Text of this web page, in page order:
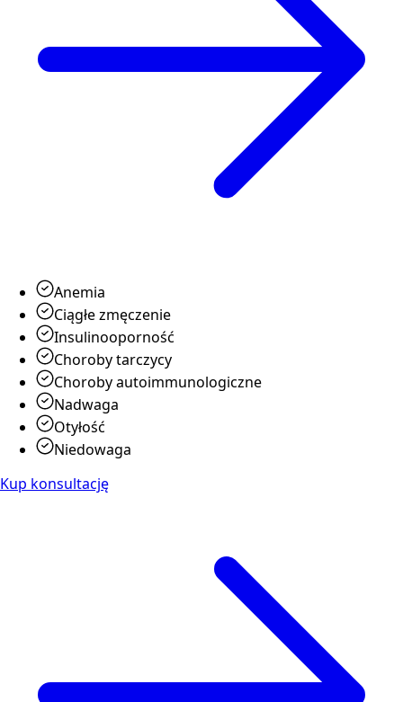
Anemia
Ciągłe zmęczenie
Insulinooporność
Choroby tarczycy
Choroby autoimmunologiczne
Nadwaga
Otyłość
Niedowaga
Kup konsultację